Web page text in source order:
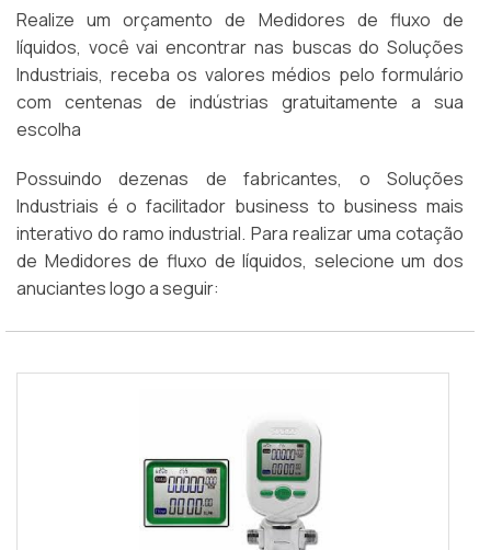
Realize um orçamento de Medidores de fluxo de
líquidos, você vai encontrar nas buscas do Soluções
Industriais, receba os valores médios pelo formulário
com centenas de indústrias gratuitamente a sua
escolha
Possuindo dezenas de fabricantes, o Soluções
Industriais é o facilitador business to business mais
interativo do ramo industrial. Para realizar uma cotação
de Medidores de fluxo de líquidos, selecione um dos
anuciantes logo a seguir: